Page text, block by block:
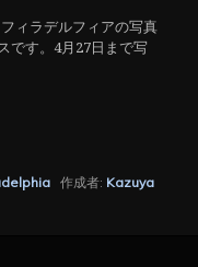
ィラデルフィアの写真
です。4月27日まで写
作成者: Kazuya